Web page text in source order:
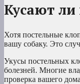
Кусают ли
Хотя постельные
вашу собаку. Это
Укусы постельных
болезней. Многие
проверка вашего